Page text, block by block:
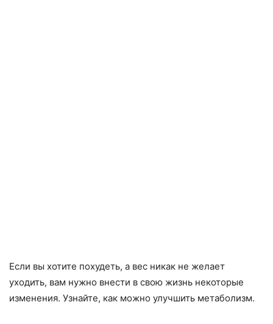
Если вы хотите похудеть, а вес никак не желает
уходить, вам нужно внести в свою жизнь некоторые
изменения. Узнайте, как можно улучшить метаболизм.